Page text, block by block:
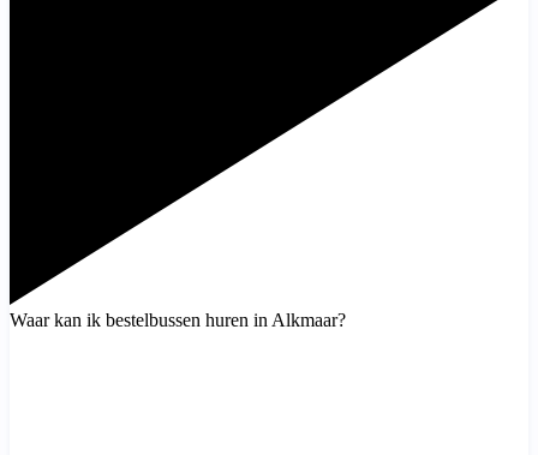
Waar kan ik bestelbussen huren in Alkmaar?